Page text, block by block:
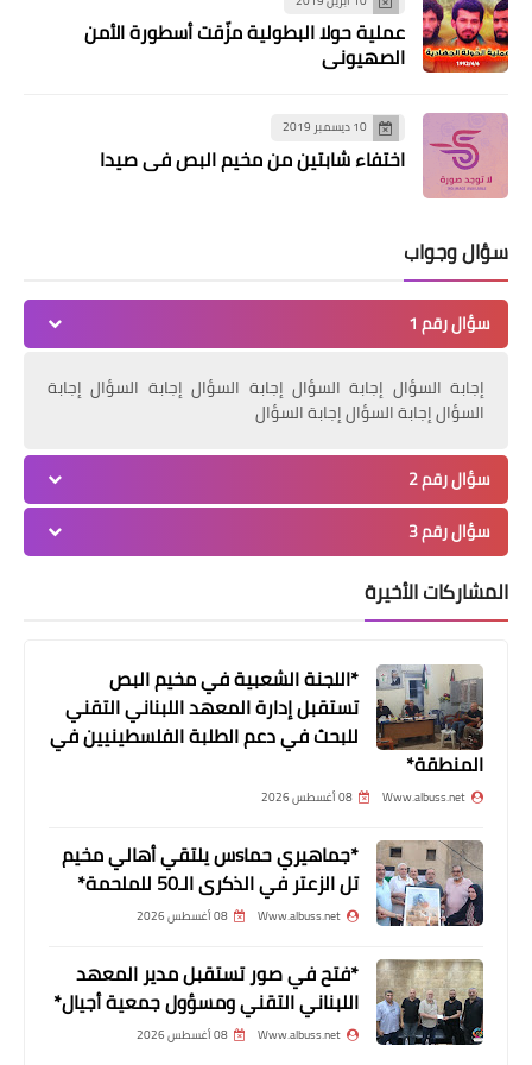
#حلا_فخم
لك سيدتي
أخبار البص
بيان صادر عن القيادة السياسية
الفلسطينية في لبنان
عملية حولا البطولية مزّقت أسطورة الأمن
الصهيوني
10 ديسمبر 2019
اختفاء شابتين من مخيم البص في صيدا
سؤال وجواب
سؤال رقم 1
إجابة السؤال إجابة السؤال إجابة السؤال إجابة السؤال إجابة
السؤال إجابة السؤال إجابة السؤال
سؤال رقم 2
سؤال رقم 3
المشاركات الأخيرة
*اللجنة الشعبية في مخيم البص
تستقبل إدارة المعهد اللبناني التقني
للبحث في دعم الطلبة الفلسطينيين في
المنطقة*
Www.albuss.net 08 أغسطس 2026
*جماهيري حماsس يلتقي أهالي مخيم
تل الزعتر في الذكرى الـ50 للملحمة*
Www.albuss.net 08 أغسطس 2026
*فتح في صور تستقبل مدير المعهد
اللبناني التقني ومسؤول جمعية أجيال*
Www.albuss.net 08 أغسطس 2026